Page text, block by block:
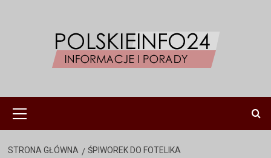
główne
STRONA GŁÓWNA ŚPIWOREK DO FOTELIKA